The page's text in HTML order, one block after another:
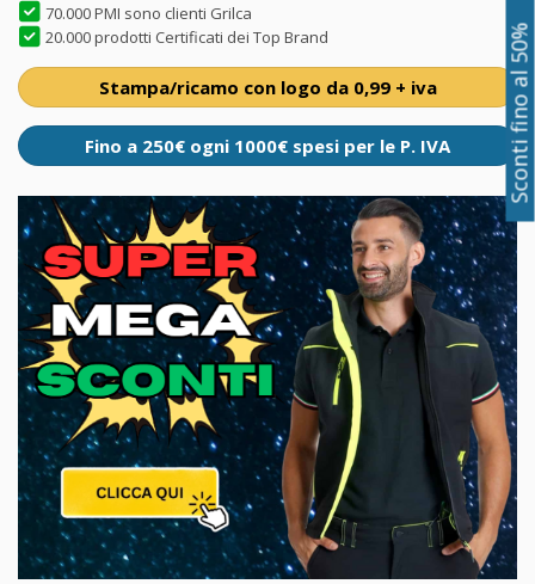
70.000 PMI sono clienti Grilca
20.000 prodotti Certificati dei Top Brand
Stampa/ricamo con logo da 0,99 + iva
Fino a 250€ ogni 1000€ spesi per le P. IVA Sconti fino al 50%